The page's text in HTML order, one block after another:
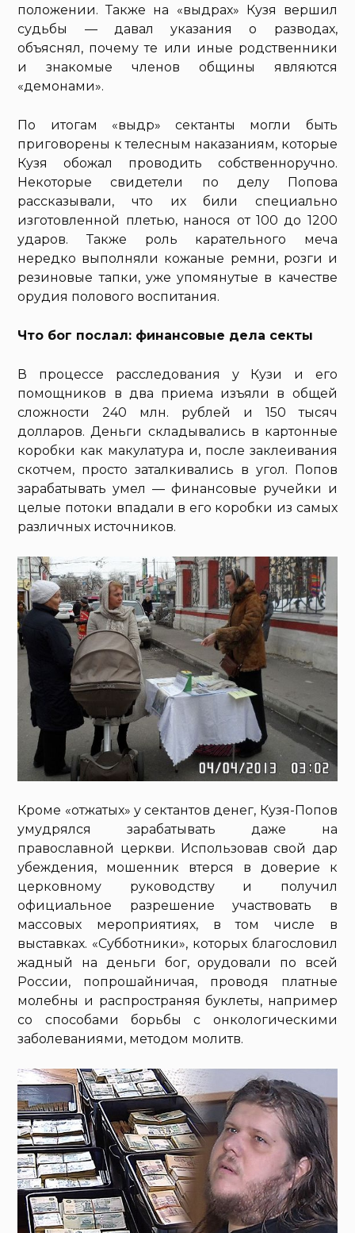
положении. Также на «выдрах» Кузя вершил
судьбы — давал указания о разводах,
объяснял, почему те или иные родственники
и знакомые членов общины являются
«демонами».
По итогам «выдр» сектанты могли быть
приговорены к телесным наказаниям, которые
Кузя обожал проводить собственноручно.
Некоторые свидетели по делу Попова
рассказывали, что их били специально
изготовленной плетью, нанося от 100 до 1200
ударов. Также роль карательного меча
нередко выполняли кожаные ремни, розги и
резиновые тапки, уже упомянутые в качестве
орудия полового воспитания.
Что бог послал: финансовые дела секты
В процессе расследования у Кузи и его
помощников в два приема изъяли в общей
сложности 240 млн. рублей и 150 тысяч
долларов. Деньги складывались в картонные
коробки как макулатура и, после заклеивания
скотчем, просто заталкивались в угол. Попов
зарабатывать умел — финансовые ручейки и
целые потоки впадали в его коробки из самых
различных источников.
Кроме «отжатых» у сектантов денег, Кузя-Попов
умудрялся зарабатывать даже на
православной церкви. Использовав свой дар
убеждения, мошенник втерся в доверие к
церковному руководству и получил
официальное разрешение участвовать в
массовых мероприятиях, в том числе в
выставках. «Субботники», которых благословил
жадный на деньги бог, орудовали по всей
России, попрошайничая, проводя платные
молебны и распространяя буклеты, например
со способами борьбы с онкологическими
заболеваниями, методом молитв.